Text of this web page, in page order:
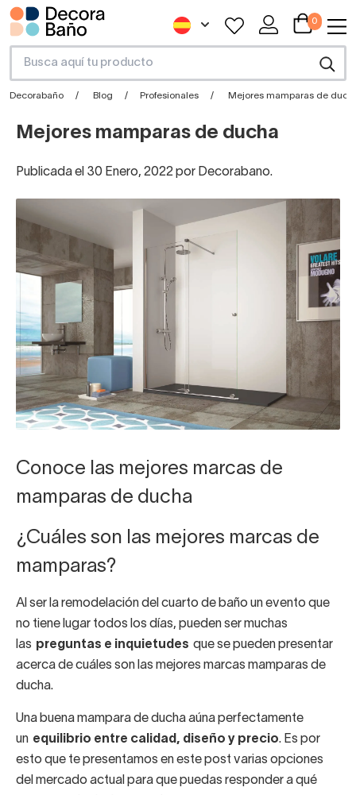
0
Decorabaño Blog Profesionales Mejores mamparas de
Mejores mamparas de ducha
Publicada el 30 Enero, 2022 por Decorabano.
Conoce las mejores marcas de
mamparas de ducha
¿Cuáles son las mejores marcas de
mamparas?
Al ser la remodelación del cuarto de baño un evento que
no tiene lugar todos los días, pueden ser muchas
las
preguntas e inquietudes que se pueden presentar
acerca de cuáles son las mejores marcas mamparas de
ducha.
Una buena mampara de ducha aúna perfectamente
un equilibrio entre calidad, diseño y precio. Es por
esto que te presentamos en este post varias opciones
del mercado actual para que puedas responder a qué